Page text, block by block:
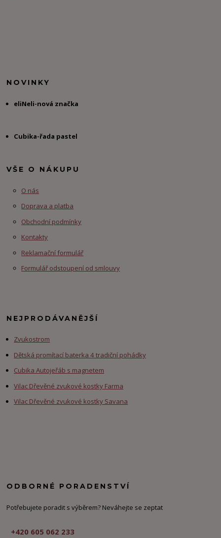
NOVINKY
eliNeli-nová značka
Cubika-řada pastel
VŠE O NÁKUPU
O nás
Doprava a platba
Obchodní podmínky
Kontakty
Reklamační formulář
Formulář odstoupení od smlouvy
NEJPRODÁVANĚJŠÍ
Zvukostrom
Dětská promítací baterka 4 tradiční pohádky
Cubika Autojeřáb s magnetem
Vilac Dřevěné zvukové kostky Farma
Vilac Dřevěné zvukové kostky Savana
ODBORNÉ PORADENSTVÍ
Potřebujete poradit s výběrem? Neváhejte se zeptat
+420 605 062 233